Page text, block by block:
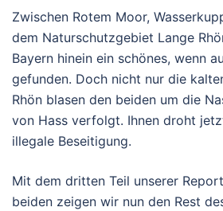
Zwischen Rotem Moor,
dem Naturschutzgebiet Lange
Bayern hinein ein schönes, wenn
gefunden. Doch nicht nur die
Rhön blasen den beiden um die
von Hass verfolgt. Ihnen droht
illegale Beseitigung.
Mit dem dritten Teil unserer
beiden zeigen wir nun den Rest